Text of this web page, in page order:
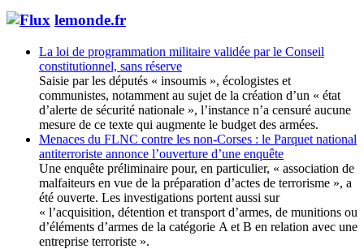
lemonde.fr
La loi de programmation militaire validée par le Conseil
constitutionnel, sans réserve
Saisie par les députés « insoumis », écologistes et
communistes, notamment au sujet de la création d’un « état
d’alerte de sécurité nationale », l’instance n’a censuré aucune
mesure de ce texte qui augmente le budget des armées.
Menaces du FLNC contre les non-Corses : le Parquet national
antiterroriste annonce l’ouverture d’une enquête
Une enquête préliminaire pour, en particulier, « association de
malfaiteurs en vue de la préparation d’actes de terrorisme », a
été ouverte. Les investigations portent aussi sur
« l’acquisition, détention et transport d’armes, de munitions ou
d’éléments d’armes de la catégorie A et B en relation avec une
entreprise terroriste ».